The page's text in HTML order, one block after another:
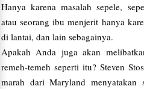
Hanya karena masalah sepele,
atau seorang ibu menjerit hanya
di lantai, dan lain sebagainya.
Apakah Anda juga akan
remeh-temeh seperti itu? Steven
marah dari Maryland menyatakan